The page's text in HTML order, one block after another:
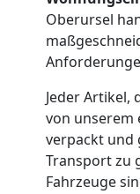
Oberursel
Jeder
von unserem
verpackt und
Transport zu
Fahrzeuge
Feldkirch